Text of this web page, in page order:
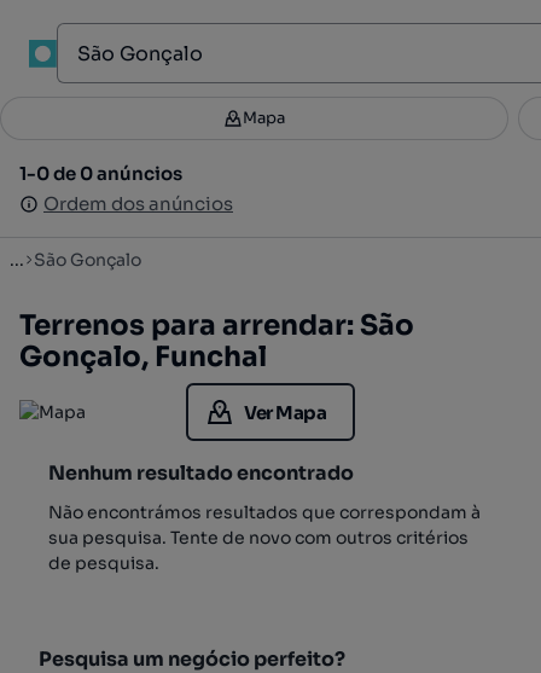
Filtros 3
1-0 de 0 anúncios
Ordem dos anúncios
Mapa
1-0 de 0 anúncios
Ordem dos anúncios
... São Gonçalo
Terrenos para arrendar: São
Gonçalo, Funchal
Ver Mapa
Nenhum resultado encontrado
Não encontrámos resultados que correspondam à
sua pesquisa. Tente de novo com outros critérios
de pesquisa.
Pesquisa um negócio perfeito?